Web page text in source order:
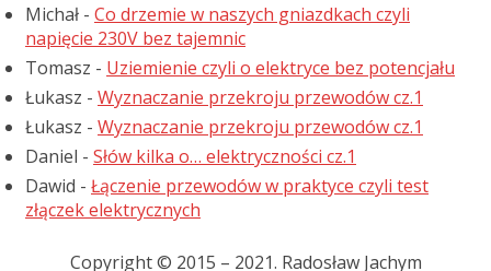
Michał - Co drzemie w naszych gniazdkach czyli
napięcie 230V bez tajemnic
Tomasz - Uziemienie czyli o elektryce bez potencjału
Łukasz - Wyznaczanie przekroju przewodów cz.1
Łukasz - Wyznaczanie przekroju przewodów cz.1
Daniel - Słów kilka o… elektryczności cz.1
Dawid - Łączenie przewodów w praktyce czyli test
złączek elektrycznych
Copyright © 2015 – 2021. Radosław Jachym